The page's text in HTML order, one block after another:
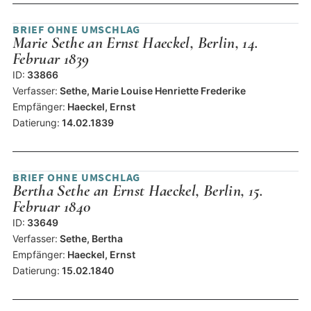
BRIEF OHNE UMSCHLAG
Marie Sethe an Ernst Haeckel, Berlin, 14.
Februar 1839
ID: 33866
Verfasser: Sethe, Marie Louise Henriette Frederike
Empfänger: Haeckel, Ernst
Datierung: 14.02.1839
BRIEF OHNE UMSCHLAG
Bertha Sethe an Ernst Haeckel, Berlin, 15.
Februar 1840
ID: 33649
Verfasser: Sethe, Bertha
Empfänger: Haeckel, Ernst
Datierung: 15.02.1840